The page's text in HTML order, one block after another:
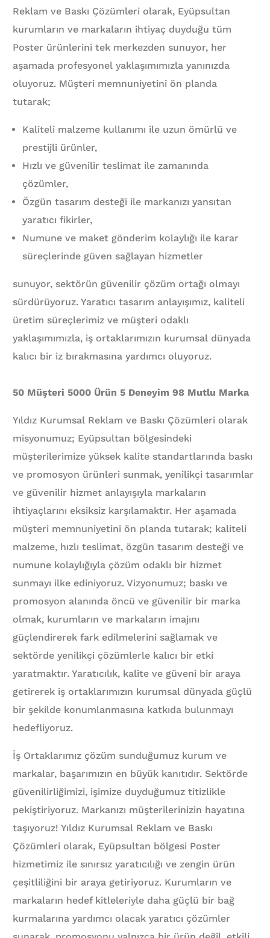
Reklam ve Baskı Çözümleri olarak, Eyüpsultan
kurumların ve markaların ihtiyaç duyduğu tüm
Poster ürünlerini tek merkezden sunuyor, her
aşamada profesyonel yaklaşımımızla yanınızda
oluyoruz. Müşteri memnuniyetini ön planda
tutarak;
Kaliteli malzeme kullanımı ile uzun ömürlü ve
prestijli ürünler,
Hızlı ve güvenilir teslimat ile zamanında
çözümler,
Özgün tasarım desteği ile markanızı yansıtan
yaratıcı fikirler,
Numune ve maket gönderim kolaylığı ile karar
süreçlerinde güven sağlayan hizmetler
sunuyor, sektörün güvenilir çözüm ortağı olmayı
sürdürüyoruz. Yaratıcı tasarım anlayışımız, kaliteli
üretim süreçlerimiz ve müşteri odaklı
yaklaşımımızla, iş ortaklarımızın kurumsal dünyada
kalıcı bir iz bırakmasına yardımcı oluyoruz.
50 Müşteri 5000 Ürün 5 Deneyim 98 Mutlu Marka
Yıldız Kurumsal Reklam ve Baskı Çözümleri olarak
misyonumuz; Eyüpsultan bölgesindeki
müşterilerimize yüksek kalite standartlarında baskı
ve promosyon ürünleri sunmak, yenilikçi tasarımlar
ve güvenilir hizmet anlayışıyla markaların
ihtiyaçlarını eksiksiz karşılamaktır. Her aşamada
müşteri memnuniyetini ön planda tutarak; kaliteli
malzeme, hızlı teslimat, özgün tasarım desteği ve
numune kolaylığıyla çözüm odaklı bir hizmet
sunmayı ilke ediniyoruz. Vizyonumuz; baskı ve
promosyon alanında öncü ve güvenilir bir marka
olmak, kurumların ve markaların imajını
güçlendirerek fark edilmelerini sağlamak ve
sektörde yenilikçi çözümlerle kalıcı bir etki
yaratmaktır. Yaratıcılık, kalite ve güveni bir araya
getirerek iş ortaklarımızın kurumsal dünyada güçlü
bir şekilde konumlanmasına katkıda bulunmayı
hedefliyoruz.
İş Ortaklarımız çözüm sunduğumuz kurum ve
markalar, başarımızın en büyük kanıtıdır. Sektörde
güvenilirliğimizi, işimize duyduğumuz titizlikle
pekiştiriyoruz. Markanızı müşterilerinizin hayatına
taşıyoruz! Yıldız Kurumsal Reklam ve Baskı
Çözümleri olarak, Eyüpsultan bölgesi Poster
hizmetimiz ile sınırsız yaratıcılığı ve zengin ürün
çeşitliliğini bir araya getiriyoruz. Kurumların ve
markaların hedef kitleleriyle daha güçlü bir bağ
kurmalarına yardımcı olacak yaratıcı çözümler